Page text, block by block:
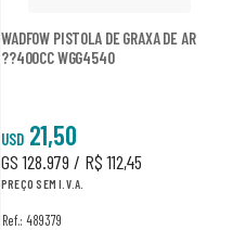
WADFOW PISTOLA DE GRAXA DE AR
??400CC WGG4540
USD 21,50
GS 128.979 / R$ 112,45
PREÇO SEM I.V.A.
Ref.: 489379